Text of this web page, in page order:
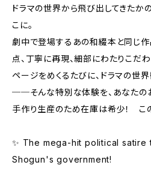
ドラマの世界から飛び出してきたか
こに。
劇中で登場するあの和綴本と同じ
点、丁寧に再現、細部にわたりこだ
ページをめくるたびに、ドラマの世
──そんな特別な体験を、あなたの
手作り生産のため在庫は希少！ こ
✨ The mega-hit political satire
Shogun's government!